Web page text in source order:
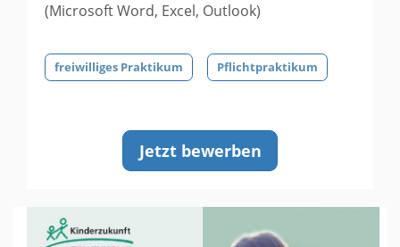
(Microsoft Word, Excel, Outlook)
freiwilliges Praktikum Pflichtpraktikum
Jetzt bewerben